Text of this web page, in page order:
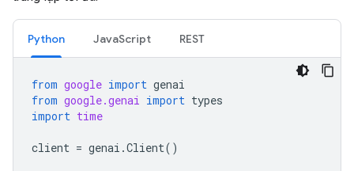
Python JavaScript REST
from google import genai
from google.genai import types
import time
client = genai .Client()